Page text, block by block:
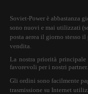
Soviet-Power è abbastanza
sono nuovi e mai utilizzati
posta aerea il giorno stesso
vendita.
La nostra priorità
favorevoli per i nostri
Gli ordini sono facilmente
trasmissione su Internet